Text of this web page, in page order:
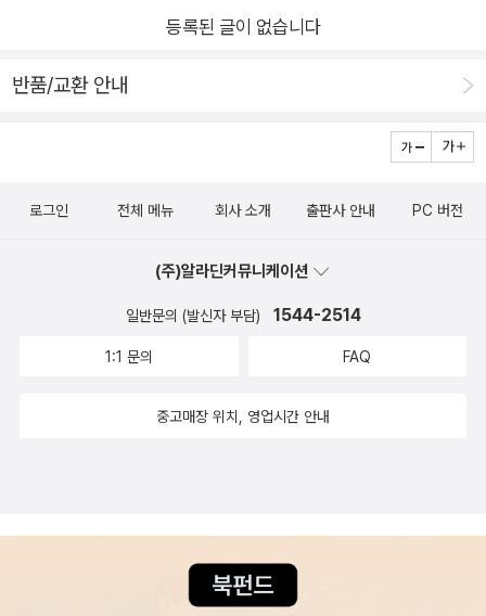
다. 무엇보다 챗GPT 활용법을 안내하고 싶은 선생님 모두에게도
등록된 글이 없습니다
반품/교환 안내
로그인 전체 메뉴 회사 소개 출판사 안내 PC 버전
(주)알라딘커뮤니케이션
일반문의 (발신자 부담) 1544-2514
1:1 문의 FAQ
중고매장 위치, 영업시간 안내